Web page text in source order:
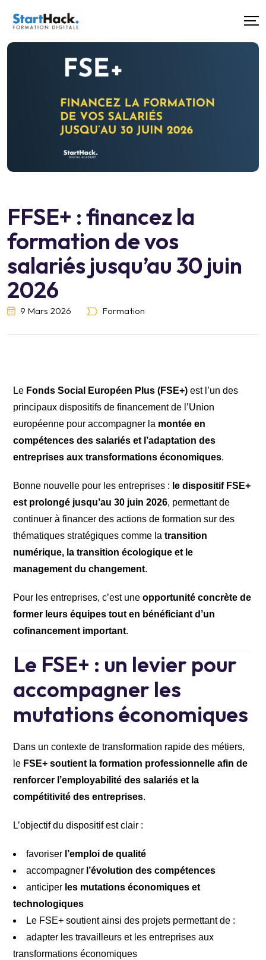
FFSE+ : financez la
formation de vos
salariés jusqu’au 30 juin
2026
9 Mars 2026 Formation
Le Fonds Social Européen Plus (FSE+) est l’un des
principaux dispositifs de financement de l’Union
européenne pour accompagner la montée en
compétences des salariés et l’adaptation des
entreprises aux transformations économiques.
Bonne nouvelle pour les entreprises : le dispositif FSE+
est prolongé jusqu’au 30 juin 2026, permettant de
continuer à financer des actions de formation sur des
thématiques stratégiques comme la transition
numérique, la transition écologique et le
management du changement.
Pour les entreprises, c’est une opportunité concrète de
former leurs équipes tout en bénéficiant d’un
cofinancement important.
Le FSE+ : un levier pour
accompagner les
mutations économiques
Dans un contexte de transformation rapide des métiers,
le FSE+ soutient la formation professionnelle afin de
renforcer l’employabilité des salariés et la
compétitivité des entreprises.
L’objectif du dispositif est clair :
favoriser l’emploi de qualité
accompagner l’évolution des compétences
anticiper les mutations économiques et
technologiques
Le FSE+ soutient ainsi des projets permettant de :
adapter les travailleurs et les entreprises aux
transformations économiques